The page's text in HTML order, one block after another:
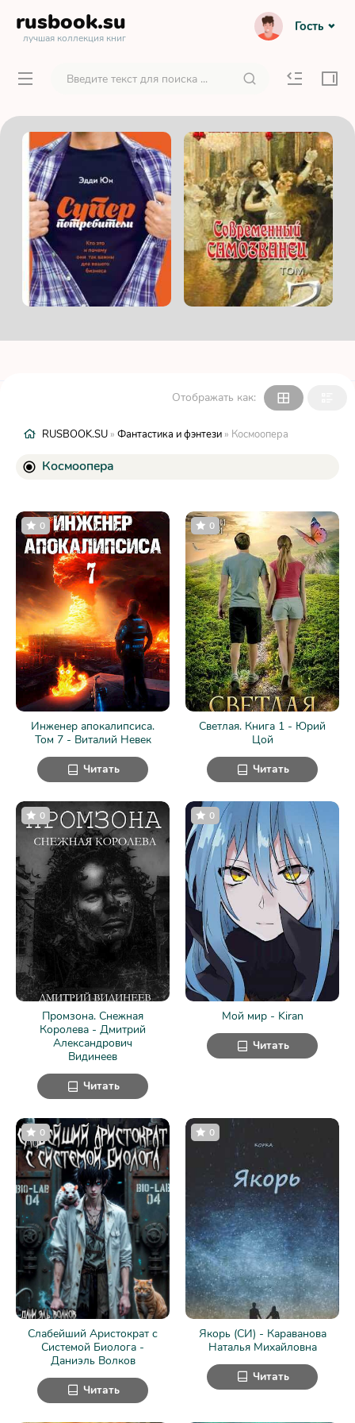
rusbook.su
лучшая коллекция книг
Гость
Отображать как:
RUSBOOK.SU » Фантастика и фэнтези » Космоопера
Космоопера
Инженер апокалипсиса.
Том 7 - Виталий Невек
0
Читать
Светлая. Книга 1 - Юрий
Цой
0
Читать
Промзона. Снежная
Королева - Дмитрий
Александрович
Видинеев
0
Читать
Мой мир - Kiran
0
Читать
Слабейший Аристократ с
Системой Биолога -
Даниэль Волков
0
Читать
Якорь (СИ) - Караванова
Наталья Михайловна
0
Читать